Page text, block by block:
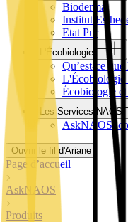
Bioderma
Institut
Etat Pur
L'Écobiologie
Qu’est-ce
L'Écobiologie
Écobiologie
Les Services NAOS
AskNAOS,
Ouvrir le fil d'Ariane
Page d’accueil
AskNAOS
Produits